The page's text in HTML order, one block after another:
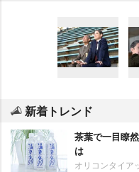
新着トレンド
茶葉で一目瞭
は
オリコンタイア